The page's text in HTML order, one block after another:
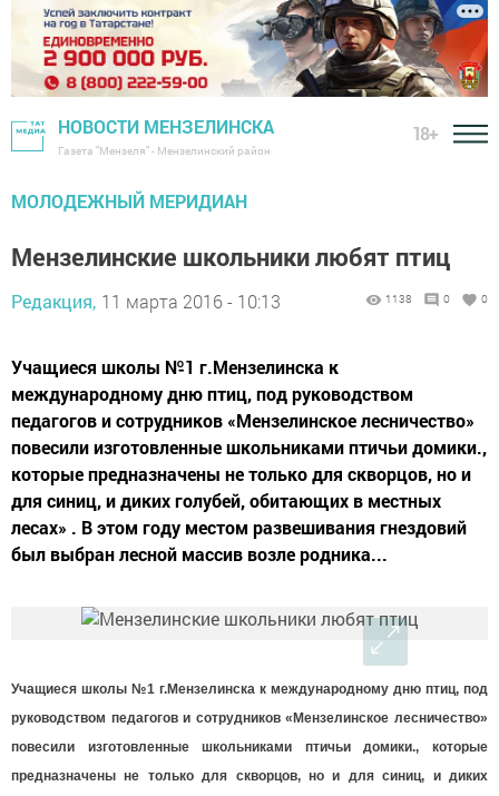
НОВОСТИ МЕНЗЕЛИНСКА
Газета "Мензеля" - Мензелинский район
18+
МОЛОДЕЖНЫЙ МЕРИДИАН
Мензелинские школьники любят птиц
Редакция, 11 марта 2016 - 10:13 1138 0 0
Учащиеся школы №1 г.Мензелинска к
международному дню птиц, под руководством
педагогов и сотрудников «Мензелинское лесничество»
повесили изготовленные школьниками птичьи домики.,
которые предназначены не только для скворцов, но и
для синиц, и диких голубей, обитающих в местных
лесах» . В этом году местом развешивания гнездовий
был выбран лесной массив возле родника...
Учащиеся школы №1 г.Мензелинска к международному дню птиц, под
руководством педагогов и сотрудников «Мензелинское лесничество»
повесили изготовленные школьниками птичьи домики., которые
предназначены не только для скворцов, но и для синиц, и диких